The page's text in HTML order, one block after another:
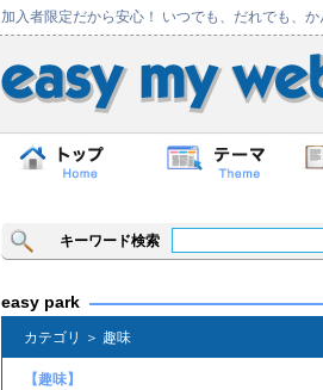
加入者限定だから安心！ いつでも、だれでも、か
キーワード検索
easy park
カテゴリ ＞ 趣味
【趣味】